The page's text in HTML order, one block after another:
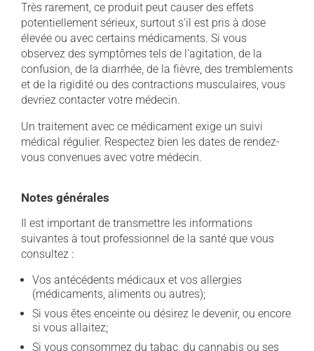
Très rarement, ce produit peut causer des effets
potentiellement sérieux, surtout s'il est pris à dose
élevée ou avec certains médicaments. Si vous
observez des symptômes tels de l'agitation, de la
confusion, de la diarrhée, de la fièvre, des tremblements
et de la rigidité ou des contractions musculaires, vous
devriez contacter votre médecin.
Un traitement avec ce médicament exige un suivi
médical régulier. Respectez bien les dates de rendez-
vous convenues avec votre médecin.
Notes générales
Il est important de transmettre les informations
suivantes à tout professionnel de la santé que vous
consultez :
Vos antécédents médicaux et vos allergies
(médicaments, aliments ou autres);
Si vous êtes enceinte ou désirez le devenir, ou encore
si vous allaitez;
Si vous consommez du tabac, du cannabis ou ses